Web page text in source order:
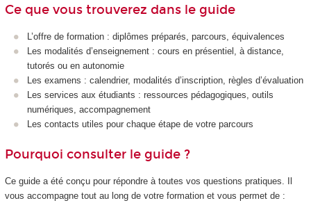
Ce que vous trouverez dans le guide
L’offre de formation : diplômes préparés, parcours, équivalences
Les modalités d’enseignement : cours en présentiel, à distance,
tutorés ou en autonomie
Les examens : calendrier, modalités d’inscription, règles d’évaluation
Les services aux étudiants : ressources pédagogiques, outils
numériques, accompagnement
Les contacts utiles pour chaque étape de votre parcours
Pourquoi consulter le guide ?
Ce guide a été conçu pour répondre à toutes vos questions pratiques. Il
vous accompagne tout au long de votre formation et vous permet de :